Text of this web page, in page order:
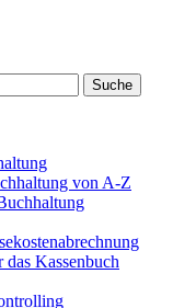
von A-Z
Kassenbuch